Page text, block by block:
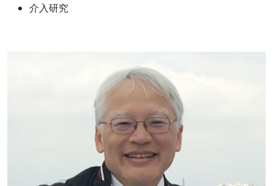
介入研究